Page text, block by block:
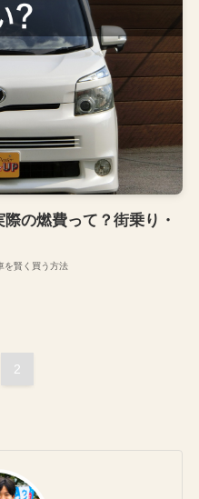
の燃費って？街乗り・
を賢く買う方法
2